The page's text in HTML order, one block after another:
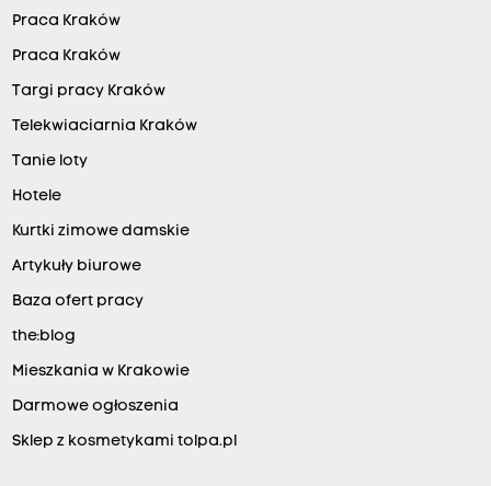
Praca Kraków
Praca Kraków
Targi pracy Kraków
Telekwiaciarnia Kraków
Tanie loty
Hotele
Kurtki zimowe damskie
Artykuły biurowe
Baza ofert pracy
the:blog
Mieszkania w Krakowie
Darmowe ogłoszenia
Sklep z kosmetykami tolpa.pl